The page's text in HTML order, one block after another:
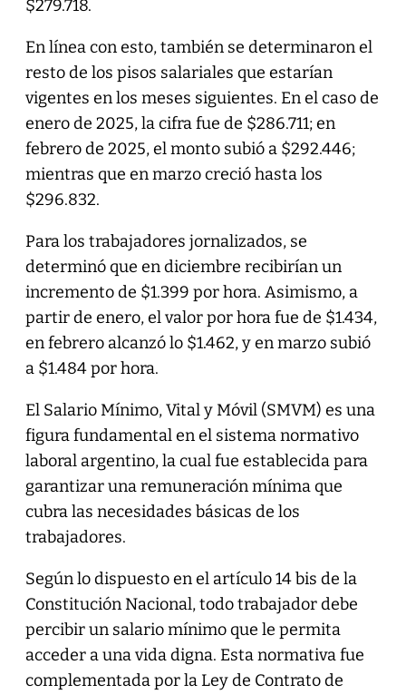
$279.718.
En línea con esto, también se determinaron el
resto de los pisos salariales que estarían
vigentes en los meses siguientes. En el caso de
enero de 2025, la cifra fue de $286.711; en
febrero de 2025, el monto subió a $292.446;
mientras que en marzo creció hasta los
$296.832.
Para los trabajadores jornalizados, se
determinó que en diciembre recibirían un
incremento de $1.399 por hora. Asimismo, a
partir de enero, el valor por hora fue de $1.434,
en febrero alcanzó lo $1.462, y en marzo subió
a $1.484 por hora.
El Salario Mínimo, Vital y Móvil (SMVM) es una
figura fundamental en el sistema normativo
laboral argentino, la cual fue establecida para
garantizar una remuneración mínima que
cubra las necesidades básicas de los
trabajadores.
Según lo dispuesto en el artículo 14 bis de la
Constitución Nacional, todo trabajador debe
percibir un salario mínimo que le permita
acceder a una vida digna. Esta normativa fue
complementada por la Ley de Contrato de